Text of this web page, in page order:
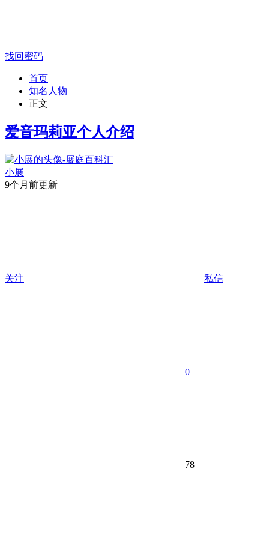
找回密码
首页
知名人物
正文
爱音玛莉亚个人介绍
小展
9个月前更新
关注 私信
0
78